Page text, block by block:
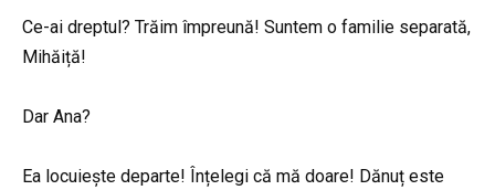
Ce-ai dreptul? Trăim împreună! Suntem o familie separată,
Mihăiță!
Dar Ana?
Ea locuiește departe! Înțelegi că mă doare! Dănuț este